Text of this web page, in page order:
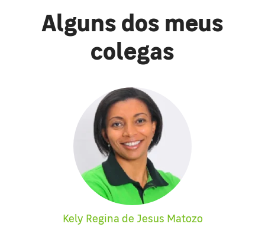
Alguns dos meus
colegas
Kely Regina de Jesus Matozo